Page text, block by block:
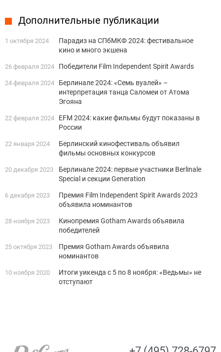
Дополнительные публикации
1 октября 2024
Парадиз на СПбМКФ 2024: фестивальное
кино и много экшена
26 февраля 2024 Победители Film Independent Spirit Awards
24 февраля 2024
Берлинале 2024: «Семь вуалей» –
интерпретация танца Саломеи от Атома
Эгояна
22 февраля 2024
EFM 2024: какие фильмы будут показаны в
России
22 января 2024
Берлинский кинофестиваль объявил
фильмы основных конкурсов
20 декабря 2023
Берлинале 2024: первые участники Berlinale
Special и секции Generation
6 декабря 2023
Премия Film Independent Spirit Awards 2023
объявила номинантов
28 ноября 2023
Кинопремия Gotham Awards объявила
победителей
25 октября 2023
Премия Gotham Awards объявила
номинантов
10 ноября 2020
Итоги уикенда с 5 по 8 ноября: «Ведьмы» не
отступают